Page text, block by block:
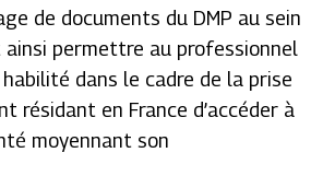
de documents du DMP au sein
ainsi permettre au professionnel
dans le cadre de la prise
résidant en France d’accéder à
moyennant son